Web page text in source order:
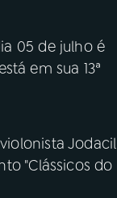
05 de julho é
em sua 13ª
Jodacil
"Clássicos do